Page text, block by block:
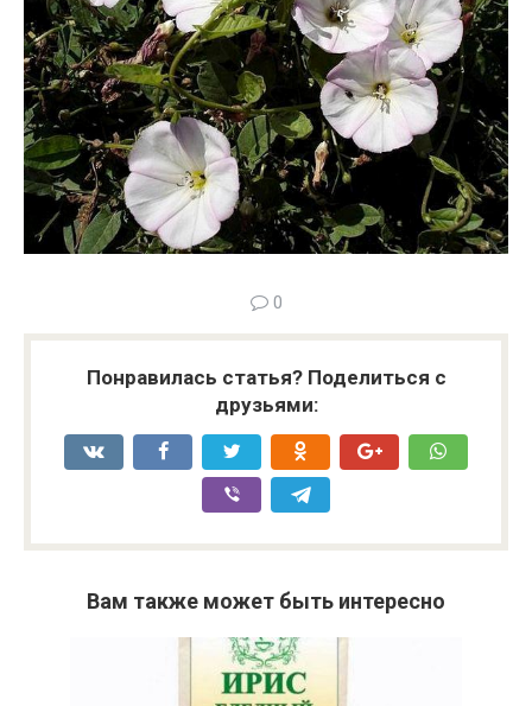
0
Понравилась статья? Поделиться с
друзьями:
Вам также может быть интересно